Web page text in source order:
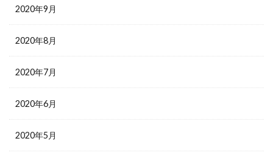
2020年9月
2020年8月
2020年7月
2020年6月
2020年5月